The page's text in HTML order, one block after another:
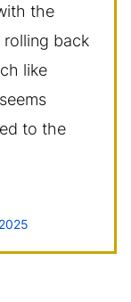
the
back
like
to the